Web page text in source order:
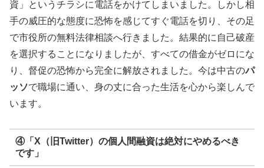
資」というチラシに電話をかけてしまいました。しかし相
手の威圧的な態度に恐怖を感じてすぐ電話を切り、その足
で市役所の無料法律相談へ行きました。結果的に自己破産
を選択することになりましたが、すべての借金がゼロにな
り、督促の恐怖から完全に解放されました。今は中古のパ
ッソで職場に通い、身の丈に合った生活を心から楽しんで
います。
④「X（旧Twitter）の個人間融資は絶対にやめるべき
です」